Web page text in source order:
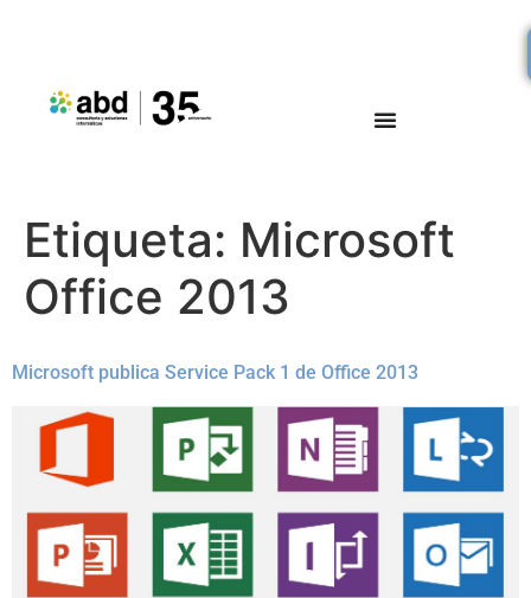
Etiqueta: Microsoft
Office 2013
Microsoft publica Service Pack 1 de Office 2013